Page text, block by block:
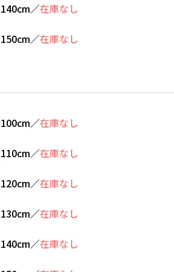
140cm／在庫なし
150cm／在庫なし
100cm／在庫なし
110cm／在庫なし
120cm／在庫なし
130cm／在庫なし
140cm／在庫なし